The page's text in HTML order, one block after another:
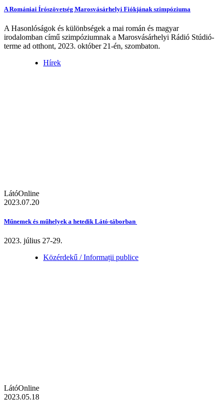
A Romániai Írószövetség Marosvásárhelyi Fiókjának szimpóziuma
A Hasonlóságok és különbségek a mai román és magyar
irodalomban című szimpóziumnak a Marosvásárhelyi Rádió Stúdió-
terme ad otthont, 2023. október 21-én, szombaton.
Hírek
LátóOnline
2023.07.20
Műnemek és műhelyek a hetedik Látó-táborban
2023. július 27-29.
Közérdekű / Informații publice
LátóOnline
2023.05.18